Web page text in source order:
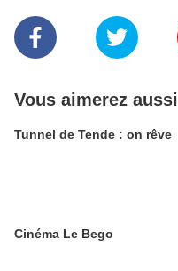
Vous aimerez aussi
Tunnel de Tende : on rêve
Cinéma Le Bego